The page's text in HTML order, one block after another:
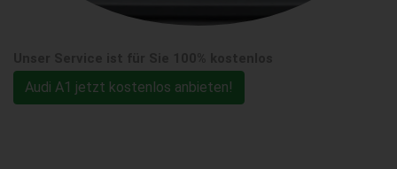
Audi A1 jetzt kostenlos anbieten!